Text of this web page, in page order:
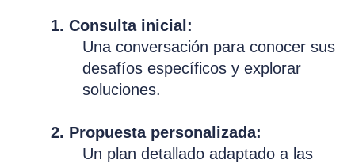
1. Consulta inicial:
Una conversación para conocer sus
desafíos específicos y explorar
soluciones.
2. Propuesta personalizada:
Un plan detallado adaptado a las